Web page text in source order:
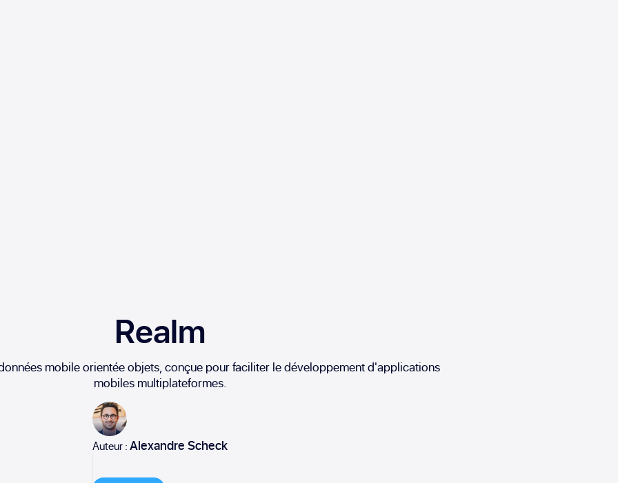
Realm
mobile orientée objets, conçue pour faciliter le développement d'applications
mobiles multiplateformes.
Auteur :Alexandre Scheck